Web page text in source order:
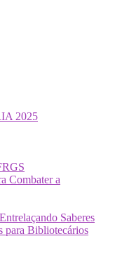
2025
Combater a
Saberes
para Bibliotecários